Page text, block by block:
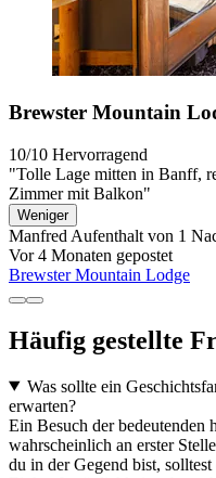
Brewster Mountain
10/10 Hervorragend
"Tolle Lage mitten in Banff,
Zimmer mit Balkon"
Weniger
Manfred Aufenthalt von 1
Vor 4 Monaten gepostet
Brewster Mountain Lodge
Häufig gestellte
Was sollte ein
erwarten?
Ein Besuch der bedeutenden
wahrscheinlich an erster
du in der Gegend bist,